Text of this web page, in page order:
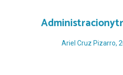
Ariel Cruz Pizarro,